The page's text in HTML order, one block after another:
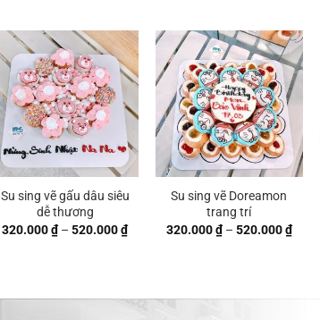
Su sing vẽ gấu dâu siêu
dễ thương
320.000₫ – 520.000₫Khoảng
giá:
Su sing vẽ Doreamon
trang trí
320.000₫ – 520.000₫
giá: